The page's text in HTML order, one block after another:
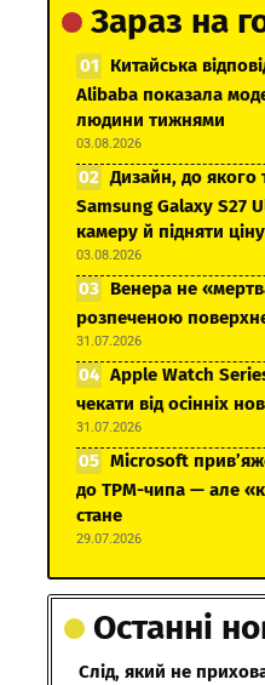
Зараз на
Китайська
Alibaba показала
людини тижнями
03.08.2026
Дизайн, до якого
Samsung Galaxy S27
камеру й підняти ціну
03.08.2026
Венера не
розпеченою
31.07.2026
Apple Watch
чекати від осінніх
31.07.2026
Microsoft
до TPM-чипа — але
стане
29.07.2026
Останні
Слід, який не